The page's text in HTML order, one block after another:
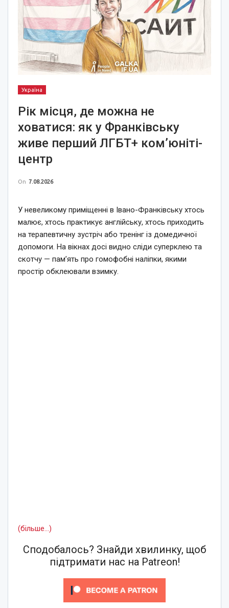
Україна
Рік місця, де можна не
ховатися: як у Франківську
живе перший ЛГБТ+ ком’юніті-
центр
On 7.08.2026
У невеликому приміщенні в Івано-Франківську хтось
малює, хтось практикує англійську, хтось приходить
на терапевтичну зустріч або тренінг із домедичної
допомоги. На вікнах досі видно сліди суперклею та
скотчу — пам’ять про гомофобні наліпки, якими
простір обклеювали взимку.
(більше…)
Сподобалось? Знайди хвилинку, щоб
підтримати нас на Patreon!